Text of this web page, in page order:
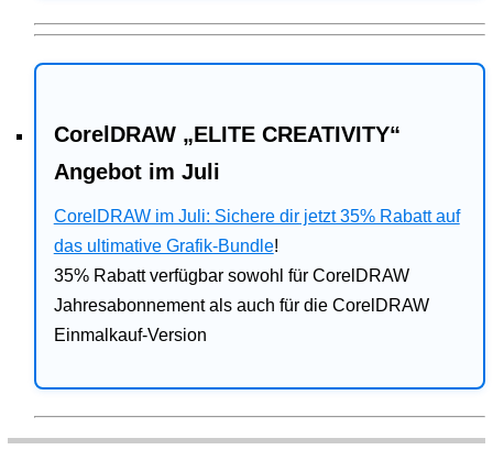
CorelDRAW „ELITE CREATIVITY“
Angebot im Juli
CorelDRAW im Juli: Sichere dir jetzt 35% Rabatt auf
das ultimative Grafik-Bundle!
35% Rabatt verfügbar sowohl für CorelDRAW
Jahresabonnement als auch für die CorelDRAW
Einmalkauf-Version